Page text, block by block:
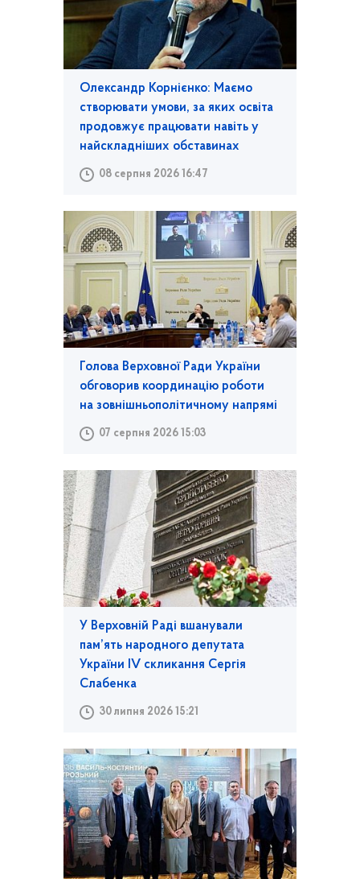
Олександр Корнієнко: Маємо
створювати умови, за яких освіта
продовжує працювати навіть у
найскладніших обставинах
08 серпня 2026 16:47
Голова Верховної Ради України
обговорив координацію роботи
на зовнішньополітичному напрямі
07 серпня 2026 15:03
У Верховній Раді вшанували
пам’ять народного депутата
України IV скликання Сергія
Слабенка
30 липня 2026 15:21